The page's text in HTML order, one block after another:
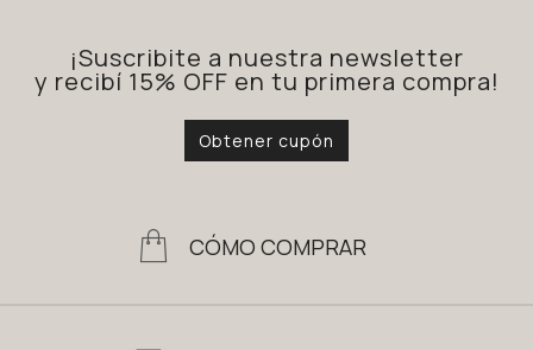
¡Suscribite a nuestra newsletter
y recibí 15% OFF en tu primera compra!
Obtener cupón
CÓMO COMPRAR